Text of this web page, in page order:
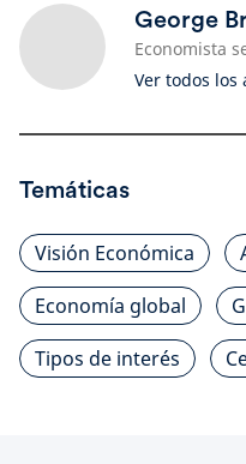
George
Economista
Ver todos los
Temáticas
Visión Económica
Economía global
Tipos de interés